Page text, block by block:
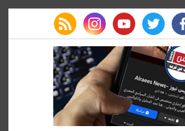
facebook
twitter
youtube
instagram
rss feed